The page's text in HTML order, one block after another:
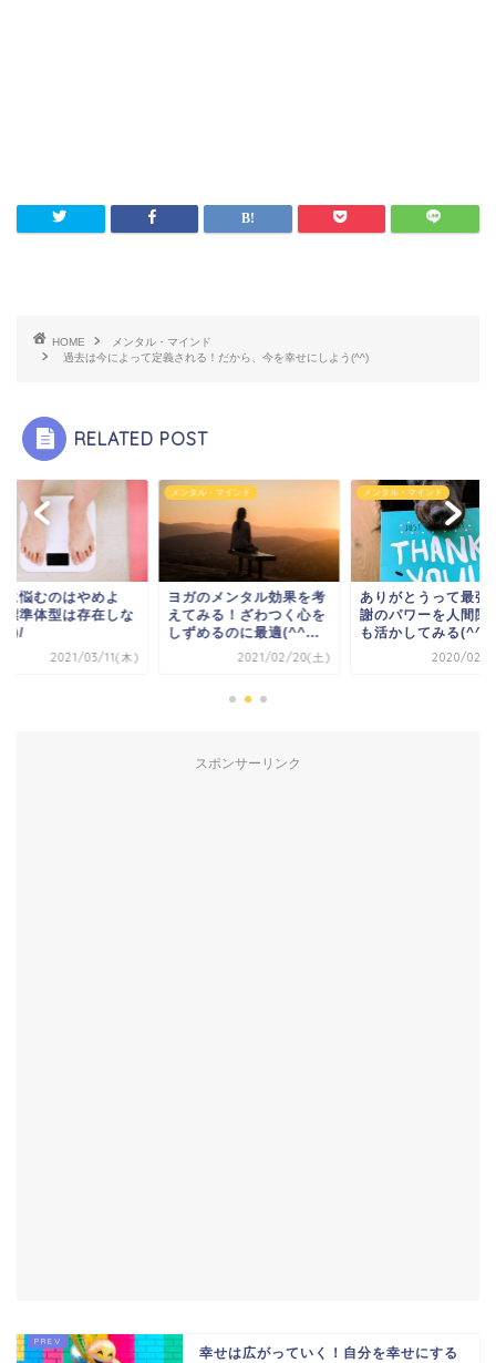
HOME
メンタル・マインド
過去は今によって定義される！だから、今を幸せにしよう(^^)
RELATED POST
に悩むのはやめよ
標準体型は存在しな
2021/03/11(木)
メンタル・マインド
ヨガのメンタル効果を考
えてみる！ざわつく心を
しずめるのに最適(^^...
2021/02/20(土)
メンタル・マインド
ありがとうって最強
謝のパワーを人間関
も活かしてみる
2020/02/
スポンサーリンク
幸せは広がっていく！自分を幸せにする